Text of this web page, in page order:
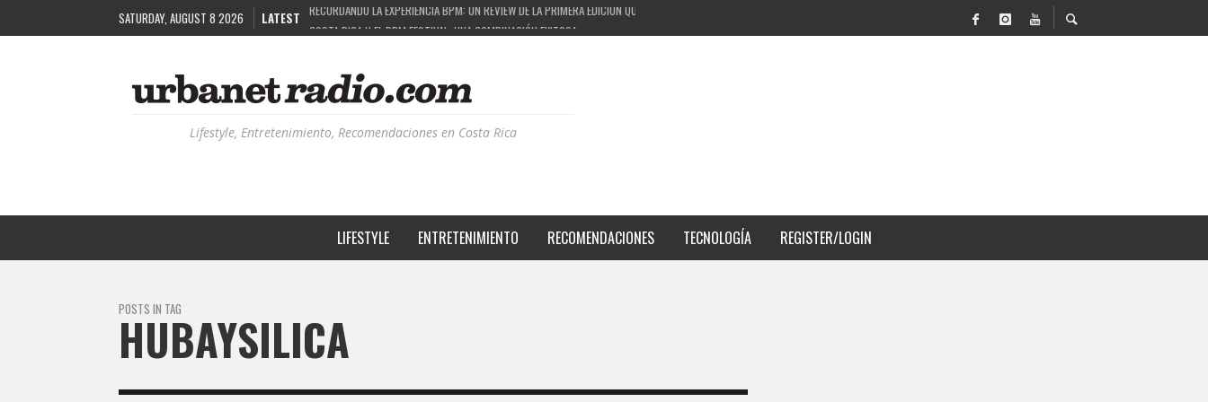
SATURDAY, AUGUST 8 2026 LATEST COSTA RICA Y EL BPM FESTIVAL: UNA COMBINACIÓN EXITOSA
Lifestyle, Entretenimiento, Recomendaciones en Costa Rica
LIFESTYLE ENTRETENIMIENTO RECOMENDACIONES TECNOLOGÍA REGISTER/LOGIN
POSTS IN TAG
HUBAYSILICA